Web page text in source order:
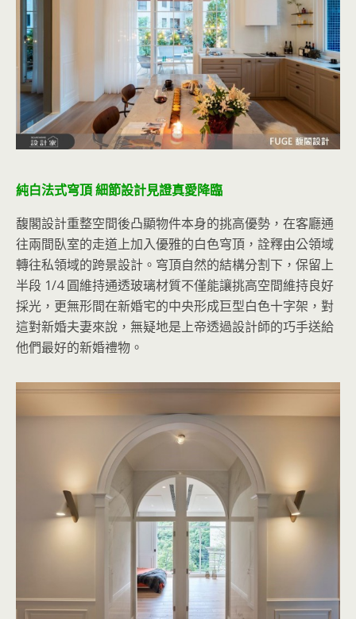
純白法式穹頂 細節設計見證真愛降臨
馥閣設計重整空間後凸顯物件本身的挑高優勢，在客廳通
往兩間臥室的走道上加入優雅的白色穹頂，詮釋由公領域
轉往私領域的跨景設計。穹頂自然的結構分割下，保留上
半段 1/4 圓維持通透玻璃材質不僅能讓挑高空間維持良好
採光，更無形間在新婚宅的中央形成巨型白色十字架，對
這對新婚夫妻來說，無疑地是上帝透過設計師的巧手送給
他們最好的新婚禮物。